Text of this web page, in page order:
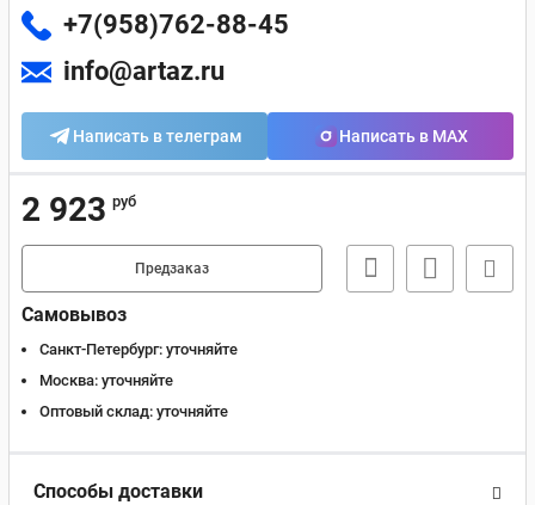
+7(958)762-88-45
info@artaz.ru
Написать в телеграм Написать в MAX
2 923 руб
Предзаказ
Самовывоз
Санкт-Петербург: уточняйте
Москва: уточняйте
Оптовый склад: уточняйте
Способы доставки